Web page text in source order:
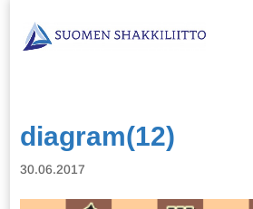
diagram(12)
30.06.2017